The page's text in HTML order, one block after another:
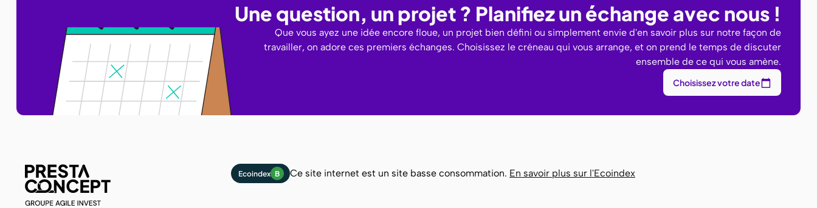
Une question, un projet ? Planifiez un échange avec nous !
Que vous ayez une idée encore floue, un projet bien défini ou simplement envie d'en savoir plus sur notre façon de
travailler, on adore ces premiers échanges. Choisissez le créneau qui vous arrange, et on prend le temps de discuter
ensemble de ce qui vous amène.
Choisissez votre date
Ecoindex B Ce site internet est un site basse consommation. En savoir plus sur l'Ecoindex